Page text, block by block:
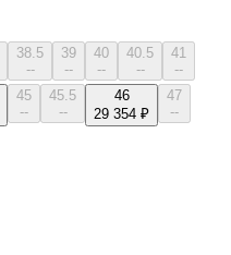
38.5
--
39
--
40
--
40.5
--
41
--
45
--
45.5
--
46
29 354 ₽
47
--